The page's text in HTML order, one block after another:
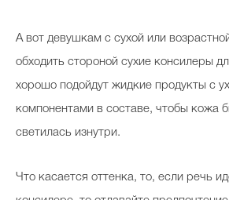
А вот девушкам с сухой или
обходить стороной сухие консилеры
хорошо подойдут жидкие продукты с
компонентами в составе, чтобы кожа
светилась изнутри.
Что касается оттенка, то, если речь